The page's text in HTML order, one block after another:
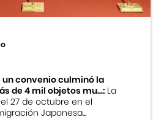
un convenio culminó la
de 4 mil objetos mu...:La
27 de octubre en el
Japonesa...